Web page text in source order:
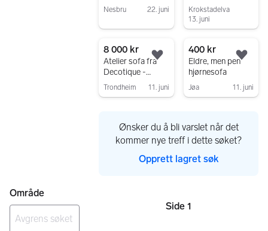
Område
Nesbru 22. juni
Gå til annonsen
Krokstadelva
13. juni
8 000 kr
Atelier sofa fra
Decotique -
nypris 28.590kr!!
Trondheim 11. juni
Legg til som favoritt.
400 kr
Eldre, men pen
hjørnesofa
Jøa 11. juni
Ønsker du å bli varslet når det
kommer nye treff i dette søket?
Opprett lagret søk
Sider
Side 1